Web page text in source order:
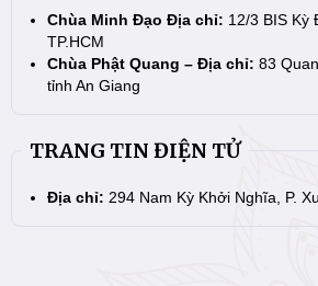
Chùa Minh Đạo Địa chỉ: 12/3 BIS Kỳ
TP.HCM
Chùa Phật Quang – Địa chỉ: 83
tỉnh An Giang
TRANG TIN ĐIỆN TỬ
Địa chỉ: 294 Nam Kỳ Khởi Nghĩa, P.